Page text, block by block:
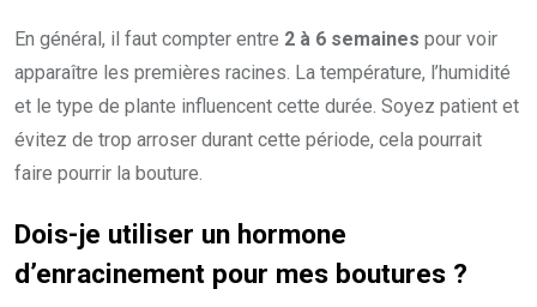
En général, il faut compter entre 2 à 6 semaines pour voir
apparaître les premières racines. La température, l’humidité
et le type de plante influencent cette durée. Soyez patient et
évitez de trop arroser durant cette période, cela pourrait
faire pourrir la bouture.
Dois-je utiliser un hormone
d’enracinement pour mes boutures ?